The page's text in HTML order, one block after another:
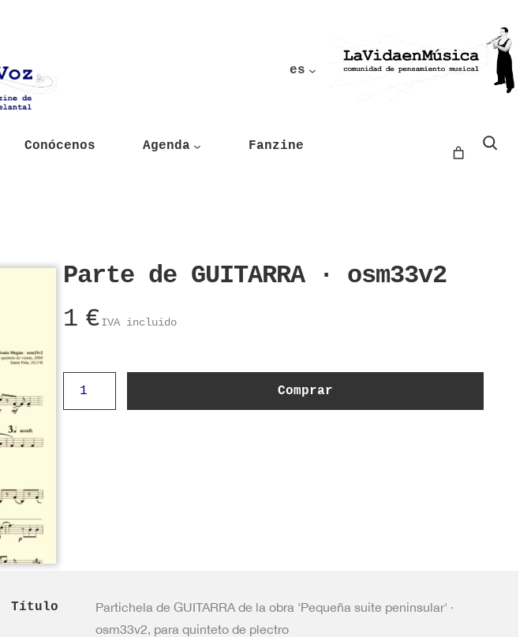
es
Conócenos Agenda Fanzine
Buscar
Parte de GUITARRA · osm33v2
1 € IVA incluido
Parte
Comprar
Título
Partichela de GUITARRA de la obra 'Pequeña suite peninsular' ·
osm33v2, para quinteto de plectro